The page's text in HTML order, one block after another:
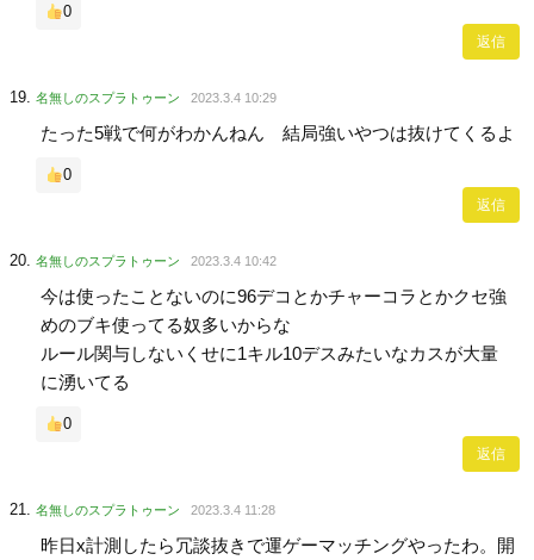
0
返信
名無しのスプラトゥーン 2023.3.4 10:29
たった5戦で何がわかんねん 結局強いやつは抜けてくるよ
0
返信
名無しのスプラトゥーン 2023.3.4 10:42
今は使ったことないのに96デコとかチャーコラとかクセ強
めのブキ使ってる奴多いからな
ルール関与しないくせに1キル10デスみたいなカスが大量
に湧いてる
0
返信
名無しのスプラトゥーン 2023.3.4 11:28
昨日x計測したら冗談抜きで運ゲーマッチングやったわ。開